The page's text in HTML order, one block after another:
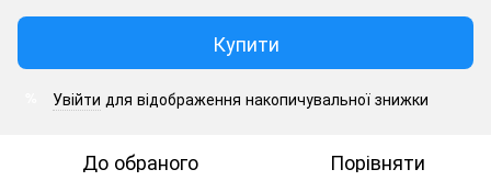
Купити
Увійти для відображення накопичувальної знижки
До обраного Порівняти